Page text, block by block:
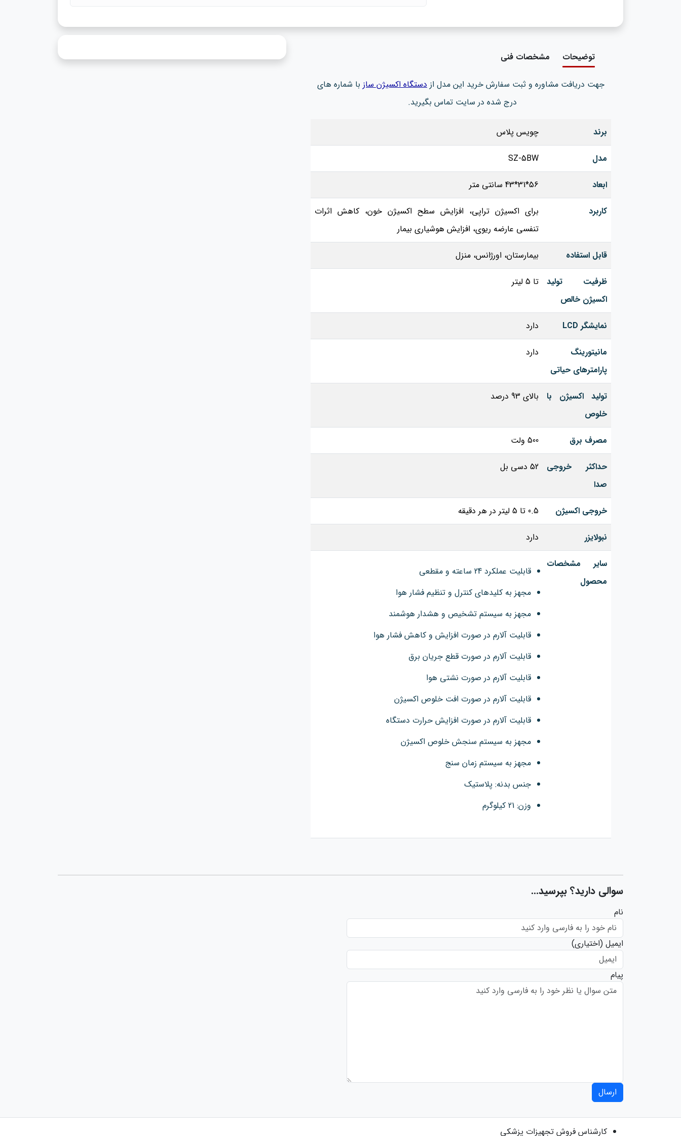
توضیحات مشخصات فنی
جهت دریافت مشاوره و ثبت سفارش خرید این مدل از دستگاه اکسیژن ساز با شماره های
درج شده در سایت تماس بگیرید.
برند چویس پلاس
مدل SZ-5BW
ابعاد 56*31*43 سانتی متر
کاربرد
برای اکسیژن تراپی، افزایش سطح اکسیژن خون، کاهش اثرات
تنفسی عارضه ریوی، افزایش هوشیاری بیمار
قابل استفاده بیمارستان، اورژانس، منزل
ظرفیت تولید
اکسیژن خالص
تا 5 لیتر
نمایشگر LCD دارد
مانیتورینگ
پارامترهای حیاتی
دارد
تولید اکسیژن با
خلوص
بالای 93 درصد
مصرف برق 500 ولت
حداکثر خروجی
صدا
52 دسی بل
خروجی اکسیژن 0.5 تا 5 لیتر در هر دقیقه
نبولایزر دارد
سایر مشخصات
محصول
قابلیت عملکرد 24 ساعته و مقطعی
مجهز به کلیدهای کنترل و تنظیم فشار هوا
مجهز به سیستم تشخیص و هشدار هوشمند
قابلیت آلارم در صورت افزایش و کاهش فشار هوا
قابلیت آلارم در صورت قطع جریان برق
قابلیت آلارم در صورت نشتی هوا
قابلیت آلارم در صورت افت خلوص اکسیژن
قابلیت آلارم در صورت افزایش حرارت دستگاه
مجهز به سیستم سنجش خلوص اکسیژن
مجهز به سیستم زمان سنج
جنس بدنه: پلاستیک
وزن: 21 کیلوگرم
سوالی دارید؟ بپرسید...
نام
ایمیل (اختیاری)
پیام
ارسال
کارشناس فروش تجهیزات پزشکی